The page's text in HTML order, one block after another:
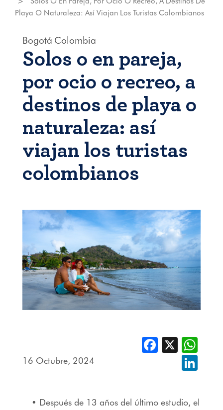
Playa O Naturaleza: Así Viajan Los Turistas Colombianos
Bogotá Colombia
Solos o en pareja,
por ocio o recreo, a
destinos de playa o
naturaleza: así
viajan los turistas
colombianos
16 Octubre, 2024
Facebook
X
• Después de 13 años del último estudio, el